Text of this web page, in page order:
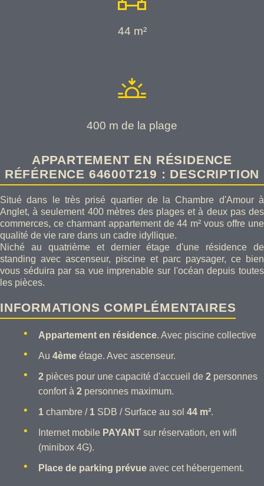
44 m²
400 m de la plage
APPARTEMENT EN RÉSIDENCE
RÉFÉRENCE 64600T219 : DESCRIPTION
Situé dans le très prisé quartier de la Chambre d'Amour à
Anglet, à seulement 400 mètres des plages et à deux pas des
commerces, ce charmant appartement de 44 m² vous offre une
qualité de vie rare dans un cadre idyllique.
Niché au quatrième et dernier étage d'une résidence de
standing avec ascenseur, piscine et parc paysager, ce bien
vous séduira par sa vue imprenable sur l'océan depuis toutes
les pièces.
INFORMATIONS COMPLÉMENTAIRES
Appartement en résidence. Avec piscine collective
Au 4ème étage. Avec ascenseur.
2 pièces pour une capacité d'accueil de 2 personnes
confort à 2 personnes maximum.
1 chambre / 1 SDB / Surface au sol 44 m².
Internet mobile PAYANT sur réservation, en wifi
(minibox 4G).
Place de parking prévue avec cet hébergement.